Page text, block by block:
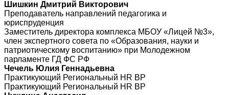
Шишкин Дмитрий Викторович
Преподаватель направлений педагогика и
юриспруденция
Заместитель директора комплекса МБОУ «Лицей №3»,
член экспертного совета по «Образования, науки и
патриотическому воспитанию» при Молодежном
парламенте ГД ФС РФ
Чечель Юлия Геннадьевна
Практикующий Региональный HR BP
Практикующий Региональный HR BP